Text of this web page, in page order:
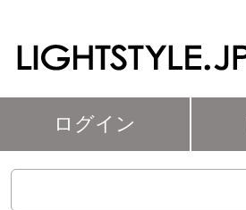
ログイン